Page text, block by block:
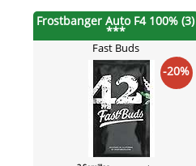
Frostbanger Auto F4 100% (3)
***
Fast Buds
-20%